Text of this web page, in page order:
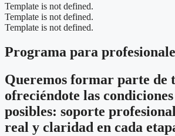
Template is not defined.
Template is not defined.
Template is not defined.
Programa para
Queremos formar parte de
ofreciéndote las
posibles: soporte
real y claridad en cada